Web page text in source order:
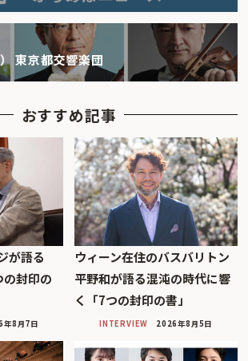
東京都交響楽団
おすすめ記事
が語る
の封印の
年8月7日
ウィーン在住のバスバリトン
平野和が語る混沌の時代に響
く「7つの封印の書」
INTERVIEW 2026年8月5日